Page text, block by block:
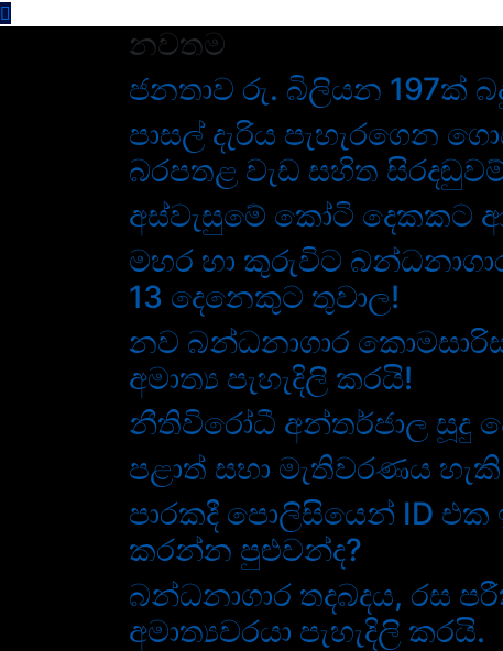
Skip
නවතම
ජනතාව රු. බිලියන 197ක්
පාසල් දැරිය පැහැරගෙන
බරපතළ වැඩ සහිත
අස්වැසුමේ කෝටි දෙකකට
මහර හා කුරුවිට
13 දෙනෙකුට තුවාල!
නව බන්ධනාගාර
අමාත්‍ය පැහැදිලි කරයි!
නීතිවිරෝධී අන්තර්ජාල සූදු
පළාත් සභා මැතිවරණය
පාරකදී පොලිසියෙන් ID
කරන්න පුළුවන්ද?
බන්ධනාගාර තදබදය, රස
අමාත්‍යවරයා පැහැදිලි කරයි.